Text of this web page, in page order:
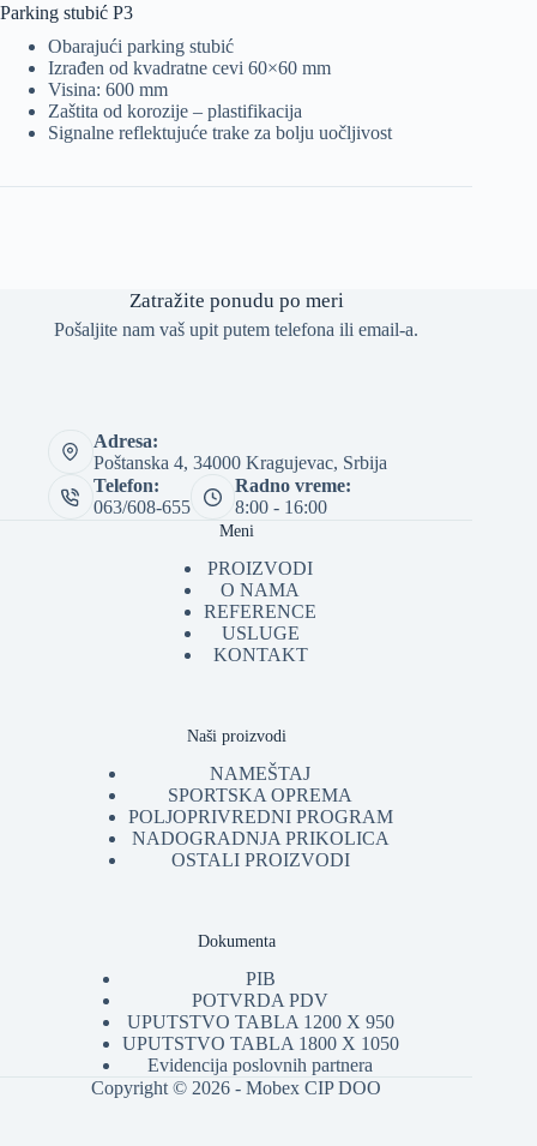
Parking stubić P3
Obarajući parking stubić
Izrađen od kvadratne cevi 60×60 mm
Visina: 600 mm
Zaštita od korozije – plastifikacija
Signalne reflektujuće trake za bolju uočljivost
Zatražite ponudu po meri
Pošaljite nam vaš upit putem telefona ili email-a.
Adresa:
Poštanska 4, 34000 Kragujevac, Srbija
Telefon:
063/608-655
Radno vreme:
8:00 - 16:00
Meni
PROIZVODI
O NAMA
REFERENCE
USLUGE
KONTAKT
Naši proizvodi
NAMEŠTAJ
SPORTSKA OPREMA
POLJOPRIVREDNI PROGRAM
NADOGRADNJA PRIKOLICA
OSTALI PROIZVODI
Dokumenta
PIB
POTVRDA PDV
UPUTSTVO TABLA 1200 X 950
UPUTSTVO TABLA 1800 X 1050
Evidencija poslovnih partnera
Copyright © 2026 - Mobex CIP DOO